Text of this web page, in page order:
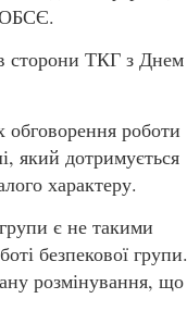
ОБСЄ.
сторони ТКГ з Днем
обговорення роботи
який дотримується
характеру.
є не такими
безпекової групи.
розмінування, що